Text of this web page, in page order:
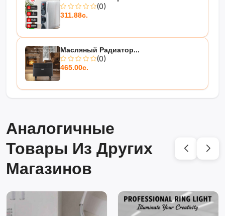
(0)
311.88с.
Масляный Радиатор...
(0)
465.00с.
Аналогичные
Товары Из Других
Магазинов